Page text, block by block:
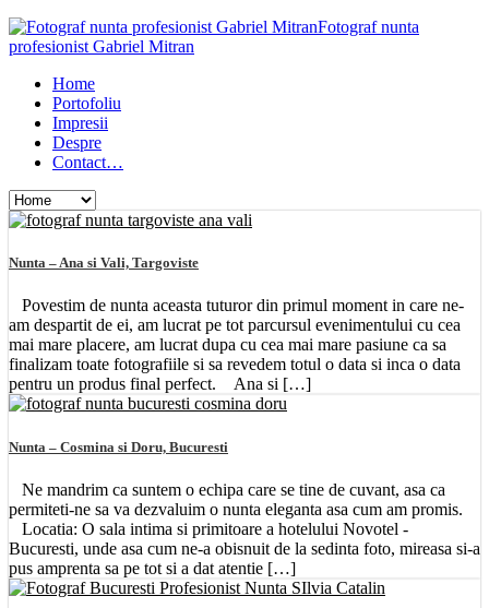
Fotograf nunta
profesionist Gabriel Mitran
Home
Portofoliu
Impresii
Despre
Contact…
Nunta – Ana si Vali, Targoviste
Povestim de nunta aceasta tuturor din primul moment in care ne-
am despartit de ei, am lucrat pe tot parcursul evenimentului cu cea
mai mare placere, am lucrat dupa cu cea mai mare pasiune ca sa
finalizam toate fotografiile si sa revedem totul o data si inca o data
pentru un produs final perfect. Ana si […]
Nunta – Cosmina si Doru, Bucuresti
Ne mandrim ca suntem o echipa care se tine de cuvant, asa ca
permiteti-ne sa va dezvaluim o nunta eleganta asa cum am promis.
Locatia: O sala intima si primitoare a hotelului Novotel -
Bucuresti, unde asa cum ne-a obisnuit de la sedinta foto, mireasa si-a
pus amprenta sa pe tot si a dat atentie […]